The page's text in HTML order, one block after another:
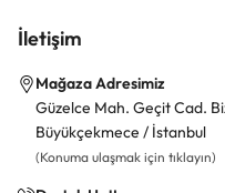
İletişim
Mağaza Adresimiz
Güzelce Mah. Geçit Cad.
Büyükçekmece / İstanbul
(Konuma ulaşmak için tıklayın)